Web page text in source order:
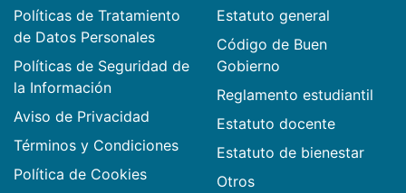
Políticas de Tratamiento
de Datos Personales
Políticas de Seguridad de
la Información
Aviso de Privacidad
Términos y Condiciones
Política de Cookies
Estatuto general
Código de Buen
Gobierno
Reglamento estudiantil
Estatuto docente
Estatuto de bienestar
Otros